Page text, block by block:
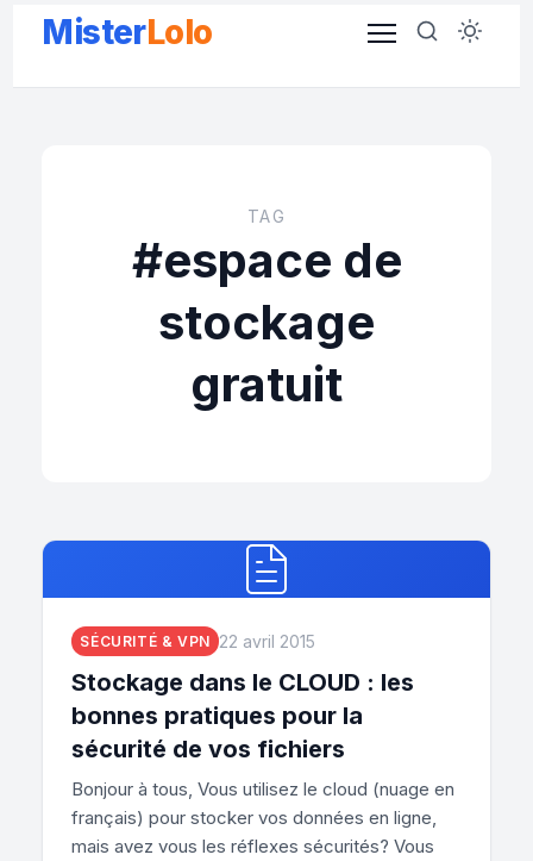
AllerMisterLolo
TAG
#espace de
stockage
gratuit
SÉCURITÉ & VPN 22 avril 2015
Stockage dans le CLOUD : les
bonnes pratiques pour la
sécurité de vos fichiers
Bonjour à tous, Vous utilisez le cloud (nuage en
français) pour stocker vos données en ligne,
mais avez vous les réflexes sécurités? Vous